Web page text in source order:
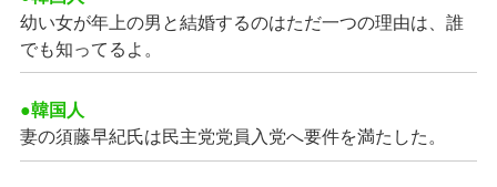
幼い女が年上の男と結婚するのはただ一つの理由は、誰
でも知ってるよ。
●韓国人
妻の須藤早紀氏は民主党党員入党へ要件を満たした。